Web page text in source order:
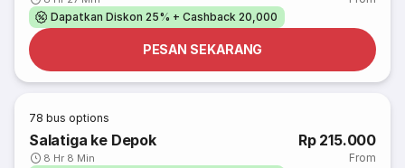
Dapatkan Diskon 25% + Cashback 20,000
PESAN SEKARANG
78 bus options
Salatiga ke Depok
8 Hr 8 Min
Rp 215.000
From